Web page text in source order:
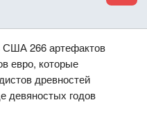
США 266 артефактов
евро, которые
древностей
девяностых годов